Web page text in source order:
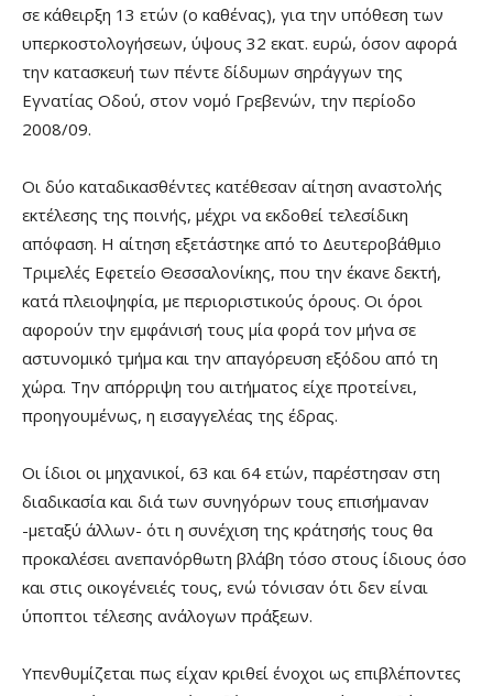
σε κάθειρξη 13 ετών (ο καθένας), για την υπόθεση των
υπερκοστολογήσεων, ύψους 32 εκατ. ευρώ, όσον αφορά
την κατασκευή των πέντε δίδυμων σηράγγων της
Εγνατίας Οδού, στον νομό Γρεβενών, την περίοδο
2008/09.
Οι δύο καταδικασθέντες κατέθεσαν αίτηση αναστολής
εκτέλεσης της ποινής, μέχρι να εκδοθεί τελεσίδικη
απόφαση. Η αίτηση εξετάστηκε από το Δευτεροβάθμιο
Τριμελές Εφετείο Θεσσαλονίκης, που την έκανε δεκτή,
κατά πλειοψηφία, με περιοριστικούς όρους. Οι όροι
αφορούν την εμφάνισή τους μία φορά τον μήνα σε
αστυνομικό τμήμα και την απαγόρευση εξόδου από τη
χώρα. Την απόρριψη του αιτήματος είχε προτείνει,
προηγουμένως, η εισαγγελέας της έδρας.
Οι ίδιοι οι μηχανικοί, 63 και 64 ετών, παρέστησαν στη
διαδικασία και διά των συνηγόρων τους επισήμαναν
-μεταξύ άλλων- ότι η συνέχιση της κράτησής τους θα
προκαλέσει ανεπανόρθωτη βλάβη τόσο στους ίδιους όσο
και στις οικογένειές τους, ενώ τόνισαν ότι δεν είναι
ύποπτοι τέλεσης ανάλογων πράξεων.
Υπενθυμίζεται πως είχαν κριθεί ένοχοι ως επιβλέποντες